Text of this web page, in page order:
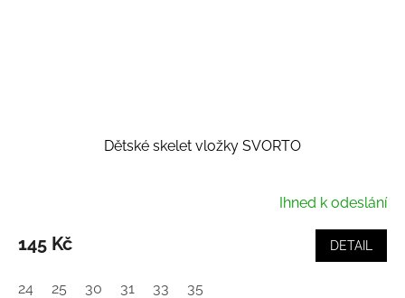
Dětské skelet vložky SVORTO
Ihned k odeslání
145 Kč DETAIL
24 25 30 31 33 35